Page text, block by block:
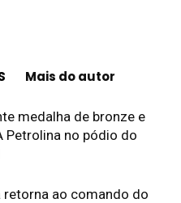
Mais do autor
medalha de bronze e
Petrolina no pódio do
retorna ao comando do